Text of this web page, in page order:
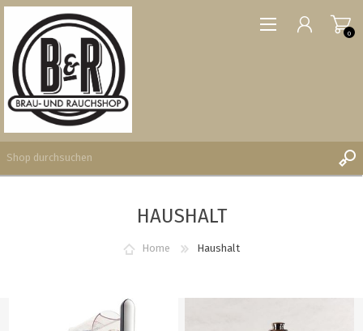
0
HAUSHALT
Home Haushalt